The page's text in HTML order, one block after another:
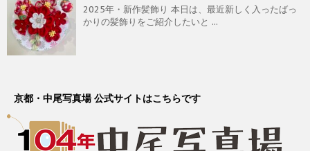
2025年・新作髪飾り 本日は、最近新しく入ったばっ
かりの髪飾りをご紹介したいと ...
京都・中尾写真場 公式サイトはこちらです